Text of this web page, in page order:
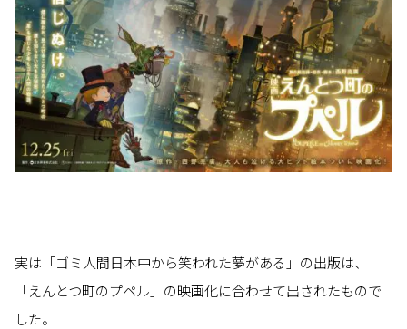
実は「ゴミ人間日本中から笑われた夢がある」の出版は、
「えんとつ町のプペル」の映画化に合わせて出されたもので
した。